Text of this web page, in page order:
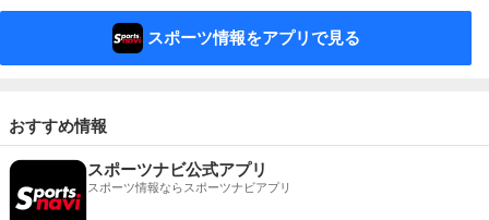
スポーツ情報をアプリで見る
おすすめ情報
スポーツナビ公式アプリ
スポーツ情報ならスポーツナビアプリ